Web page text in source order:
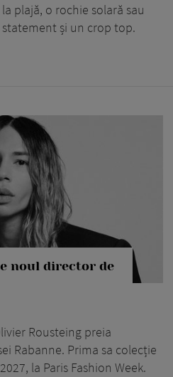
plajă, o rochie solară sau
și un crop top.
noul director de
Rousteing preia
Rabanne. Prima sa colecție
la Paris Fashion Week.